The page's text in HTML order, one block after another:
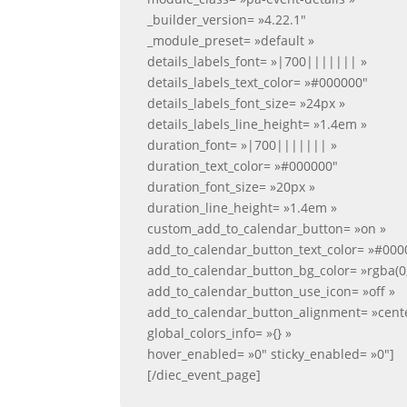
_builder_version= »4.22.1″
_module_preset= »default »
details_labels_font= »|700||||||| »
details_labels_text_color= »#000000″
details_labels_font_size= »24px »
details_labels_line_height= »1.4em »
duration_font= »|700||||||| »
duration_text_color= »#000000″
duration_font_size= »20px »
duration_line_height= »1.4em »
custom_add_to_calendar_button= »on »
add_to_calendar_button_text_color=
add_to_calendar_button_bg_color=
add_to_calendar_button_use_icon= »off »
add_to_calendar_button_alignment=
global_colors_info= »{} »
hover_enabled= »0″ sticky_enabled= »0″]
[/diec_event_page]